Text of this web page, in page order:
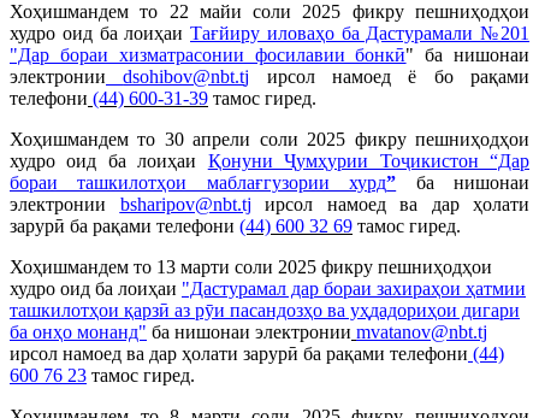
Хоҳишмандем то 22 майи соли 2025 фикру пешниҳодҳои
худро оид ба лоиҳаиТағйиру иловаҳо ба Дастурамали №201
"Дар бораи хизматрасонии фосилавии бонкӣ" ба нишонаи
электронии
dsohibov@nbt.tj ирсол намоед ё бо рақами
телефони (44) 600-31-39 тамос гиред.
Хоҳишмандем то 30 апрели соли 2025 фикру пешниҳодҳои
худро оид ба лоиҳаи Қонуни Ҷумҳурии Тоҷикистон “Дар
бораи ташкилотҳои маблағгузории хурд” ба нишонаи
электронии bsharipov@nbt.tj ирсол намоед ва дар ҳолати
зарурӣ ба рақами телефони (44) 600 32 69 тамос гиред.
Хоҳишмандем то 13 марти соли 2025 фикру пешниҳодҳои
худро оид ба лоиҳаи "Дастурамал дар бораи захираҳои ҳатмии
ташкилотҳои қарзӣ аз рӯи пасандозҳо ва уҳдадориҳои дигари
ба онҳо монанд" ба нишонаи электронии mvatanov@nbt.tj
ирсол намоед ва дар ҳолати зарурӣ ба рақами телефони (44)
600 76 23 тамос гиред.